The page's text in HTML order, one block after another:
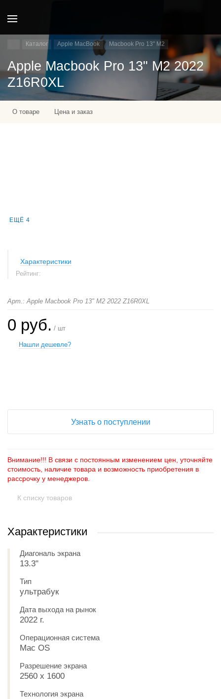
Каталог Apple MacBook Macbook Pro 13" M2
Apple Macbook Pro 13" M2 2022
Z16R0XL
О товаре Цена и заказ
ЕЩЁ 4
Характеристики
Рейтинг:
Арт.: Apple Macbook Pro 13" M2 2022 Z16R0XL
0 руб. / шт
Нашли дешевле?
Узнать о поступлении
Внимание!!! В связи с постоянным изменением цен, уточняйте
стоимость, наличие товара и возможность приобретения в
рассрочку у менеджеров.
К списку товаров
Характеристики
Диагональ экрана
13.3"
Тип
ультрабук
Дата выхода на рынок
2022 г.
Операционная система
Mac OS
Разрешение экрана
2560 x 1600
Технология экрана